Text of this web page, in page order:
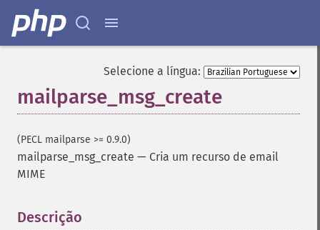
Selecione a língua:
mailparse_msg_create
(PECL mailparse >= 0.9.0)
mailparse_msg_create — Cria um recurso de email
MIME
Descrição